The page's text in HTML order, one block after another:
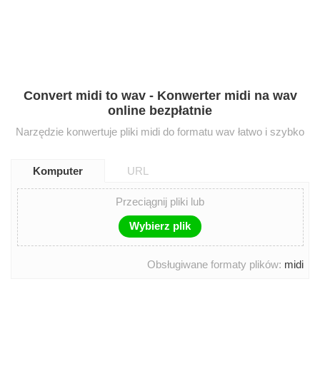
Convert midi to wav - Konwerter midi na wav
online bezpłatnie
Narzędzie konwertuje pliki midi do formatu wav łatwo i szybko
Komputer URL
Przeciągnij pliki lub
Wybierz plik
Obsługiwane formaty plików: midi